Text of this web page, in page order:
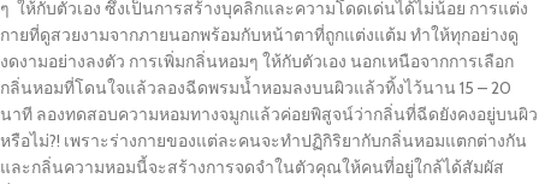
ๆ ให้กับตัวเอง ซึ่งเป็นการสร้างบุคลิกและความโดดเด่นได้ไม่น้อย การแต่ง
กายที่ดูสวยงามจากภายนอกพร้อมกับหน้าตาที่ถูกแต่งแต้ม ทำให้ทุกอย่างดู
งดงามอย่างลงตัว การเพิ่มกลิ่นหอมๆ ให้กับตัวเอง นอกเหนือจากการเลือก
กลิ่นหอมที่โดนใจแล้วลองฉีดพรมน้ำหอมลงบนผิวแล้วทิ้งไว้นาน 15 – 20
นาที ลองทดสอบความหอมทางจมูกแล้วค่อยพิสูจน์ว่ากลิ่นที่ฉีดยังคงอยู่บนผิว
หรือไม่?! เพราะร่างกายของแต่ละคนจะทำปฏิกิริยากับกลิ่นหอมแตกต่างกัน
และกลิ่นความหอมนี้จะสร้างการจดจำในตัวคุณให้คนที่อยู่ใกล้ได้สัมผัส